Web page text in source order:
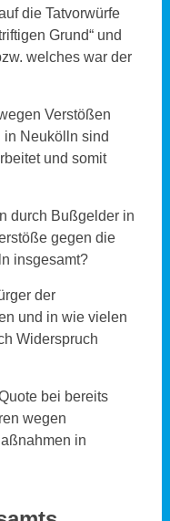
die Tatvorwürfe
Grund“ und
welches war der
Verstößen
Neukölln sind
und somit
durch Bußgelder in
gegen die
insgesamt?
der
und in wie vielen
Widerspruch
bei bereits
wegen
in